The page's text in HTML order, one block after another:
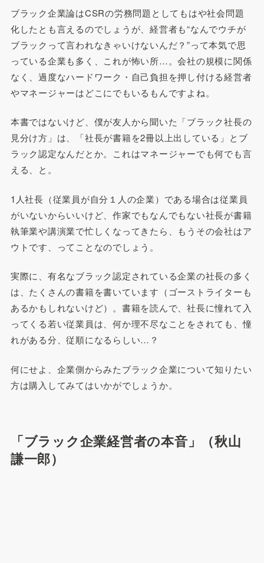
ブラック企業論はCSRの労務問題としてもはや社会問題
化したとも言えるのでしょうが、経営者も“なんでウチが
ブラックって言われなきゃいけないんだ？”って本気で思
っている企業も多く、これが怖い所…。会社の規模に関係
なく、過度なハードワーク・自己負担を押し付ける経営者
やマネージャーはどこにでもいるもんですよね。
本書ではないけど、僕が友人から聞いた「ブラック社長の
見分け方」は、「社長が書籍を2冊以上出している」とブ
ラック認定なんだとか。これはマネージャーでも何でも言
える、と。
1人社長（従業員が自分１人の企業）である場合は従業員
がいないからいいけど、作家でもなんでもない社長が書籍
執筆業や講演業で忙しくなってきたら、もうその会社はア
ウトです、ってことなのでしょう。
実際に、有名なブラック認定されている企業の社長の多く
は、たくさんの書籍を書いています（ゴーストライターも
あるかもしれないけど）。書籍を読んで、社長に憧れて入
ってくる若い従業員は、何か理不尽なことをされても、憧
れがある分、従順になるらしい…？
何にせよ、企業側からみたブラック企業について知りたい
方は購入してみてはいかがでしょうか。
「ブラック企業経営者の本音」（秋山
謙一郎）